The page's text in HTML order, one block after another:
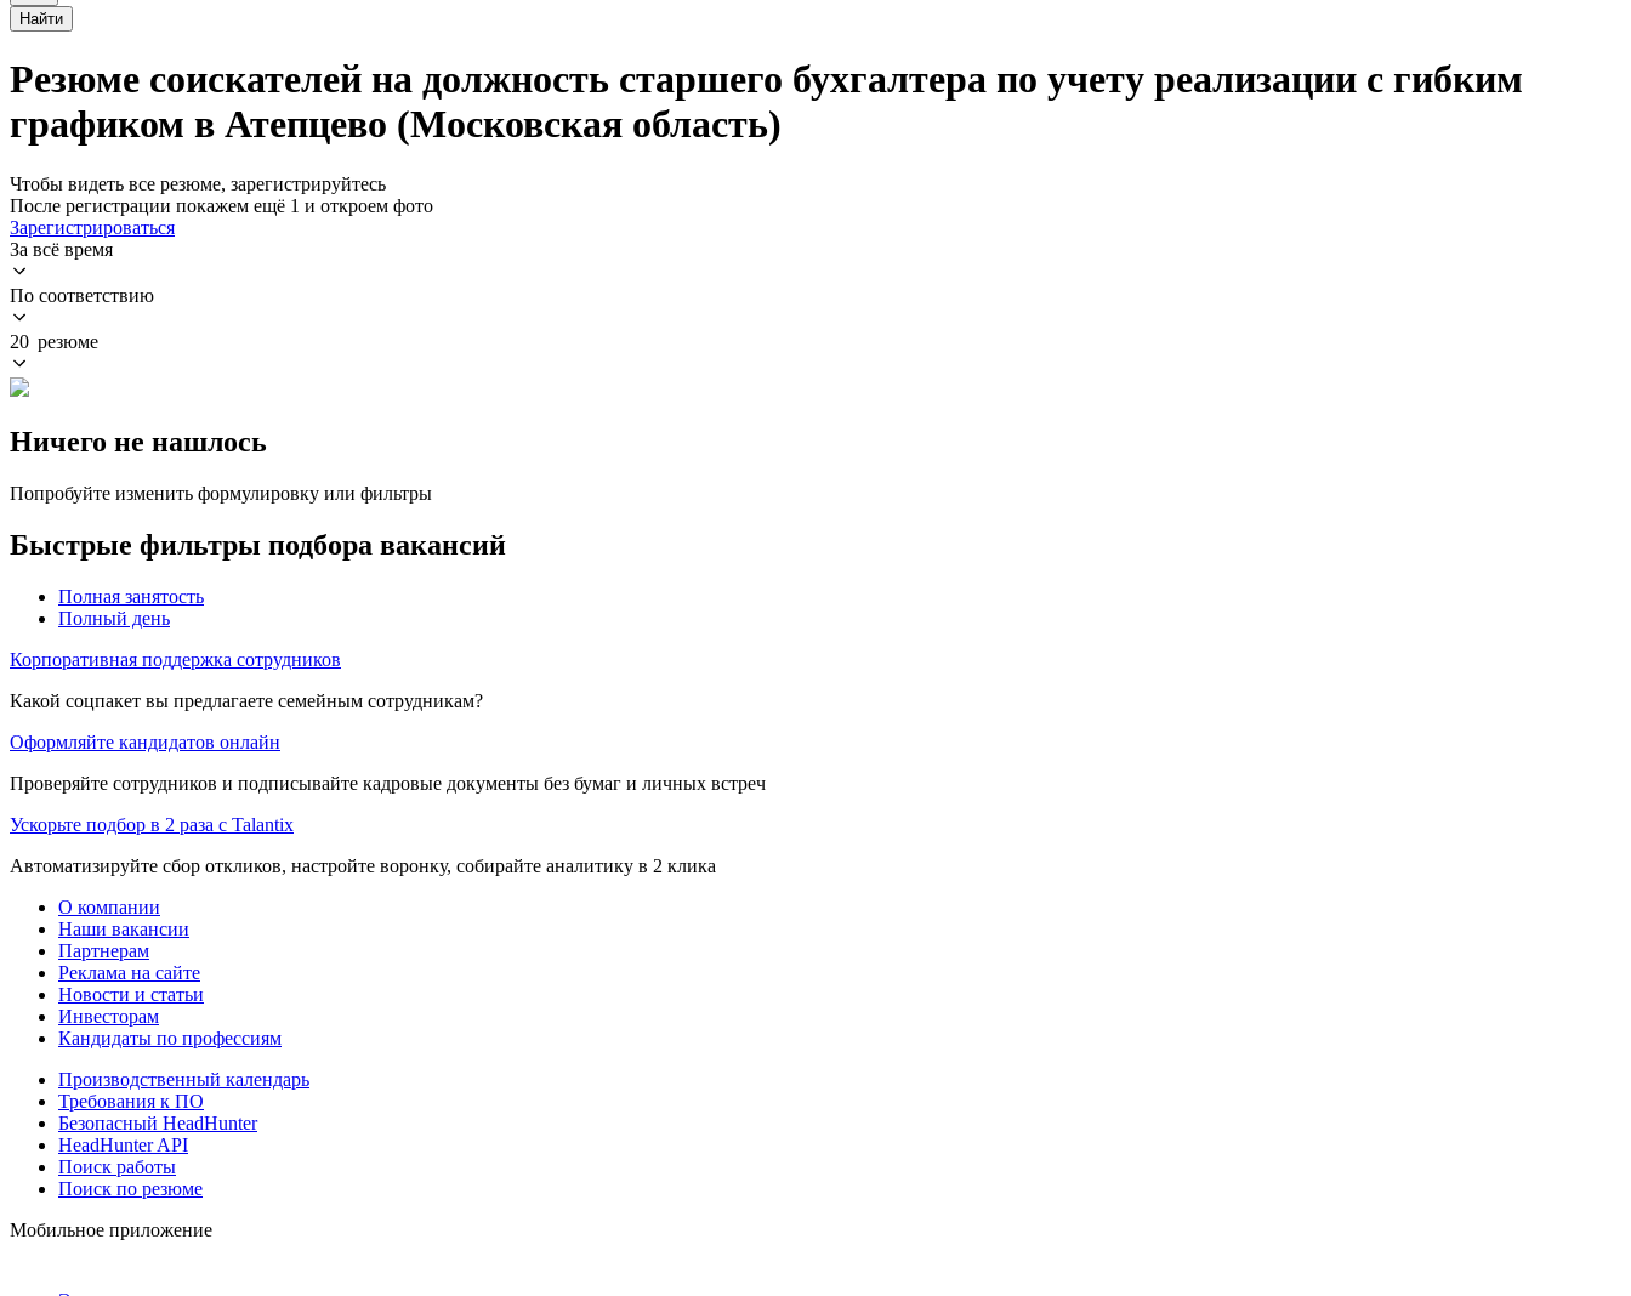
Найти
Резюме соискателей на должность старшего бухгалтера по учету реализации с гибким
графиком в Атепцево (Московская область)
Чтобы видеть все резюме, зарегистрируйтесь
После регистрации покажем ещё 1 и откроем фото
Зарегистрироваться
За всё время
По соответствию
20 резюме
Ничего не нашлось
Попробуйте изменить формулировку или фильтры
Быстрые фильтры подбора вакансий
Полная занятость
Полный день
Корпоративная поддержка сотрудников
Какой соцпакет вы предлагаете семейным сотрудникам?
Оформляйте кандидатов онлайн
Проверяйте сотрудников и подписывайте кадровые документы без бумаг и личных встреч
Ускорьте подбор в 2 раза с Talantix
Автоматизируйте сбор откликов, настройте воронку, собирайте аналитику в 2 клика
О компании
Наши вакансии
Партнерам
Реклама на сайте
Новости и статьи
Инвесторам
Кандидаты по профессиям
Производственный календарь
Требования к ПО
Безопасный HeadHunter
HeadHunter API
Поиск работы
Поиск по резюме
Мобильное приложение